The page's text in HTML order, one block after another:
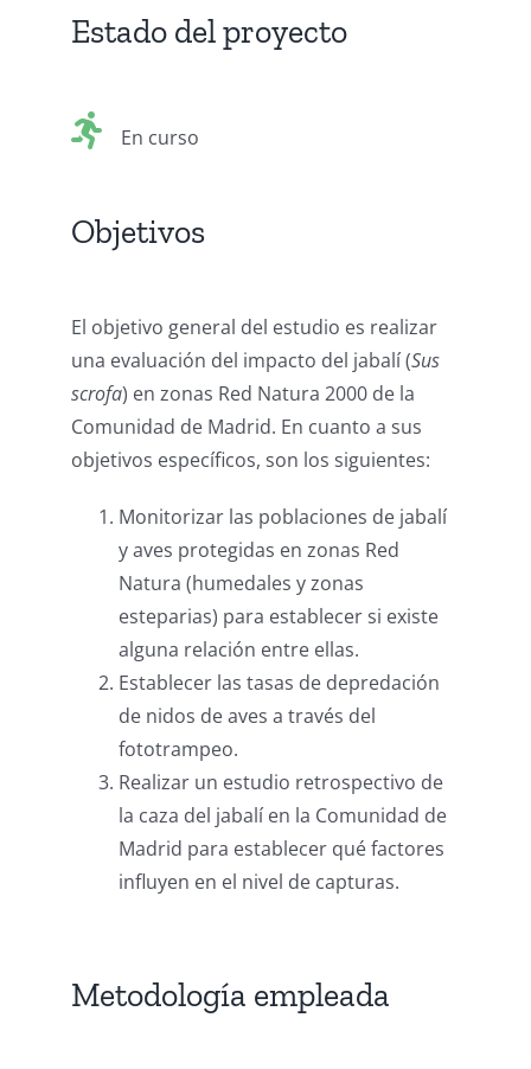
Estado del proyecto
En curso
Objetivos
El objetivo general del estudio es realizar
una evaluación del impacto del jabalí (Sus
scrofa) en zonas Red Natura 2000 de la
Comunidad de Madrid. En cuanto a sus
objetivos específicos, son los siguientes:
Monitorizar las poblaciones de jabalí
y aves protegidas en zonas Red
Natura (humedales y zonas
esteparias) para establecer si existe
alguna relación entre ellas.
Establecer las tasas de depredación
de nidos de aves a través del
fototrampeo.
Realizar un estudio retrospectivo de
la caza del jabalí en la Comunidad de
Madrid para establecer qué factores
influyen en el nivel de capturas.
Metodología empleada